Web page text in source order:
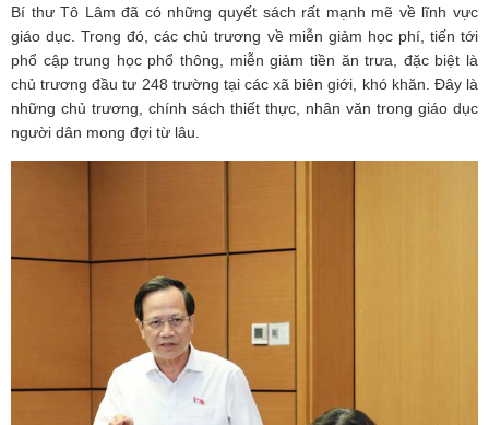
Bí thư Tô Lâm đã có những quyết sách rất mạnh mẽ về lĩnh vực
giáo dục. Trong đó, các chủ trương về miễn giảm học phí, tiến tới
phổ cập trung học phổ thông, miễn giảm tiền ăn trưa, đặc biệt là
chủ trương đầu tư 248 trường tại các xã biên giới, khó khăn. Đây là
những chủ trương, chính sách thiết thực, nhân văn trong giáo dục
người dân mong đợi từ lâu.